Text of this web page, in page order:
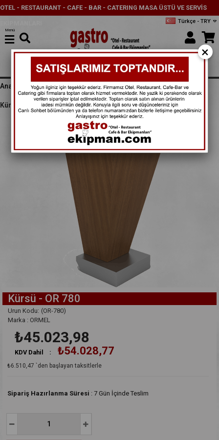
OTEL - RESTAURANT - CAFE - BAR - CATERING MASA ÜSTÜ VE SERVİS
Türkçe - TRY
Menü
Anasayfa MASA SANDALYE VE DİĞER EKİPMANLAR
Kürsü - OR 780
Kürsü - OR 780
(OR-780)
Marka : ORMEL
₺45.023,98
KDV Dahil : ₺54.028,77
₺6.510,47 `den başlayan taksitlerle
: 7 Gün İçinde Teslim
×